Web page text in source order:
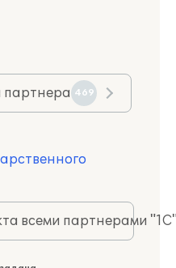
партнера 469
всеми партнерами